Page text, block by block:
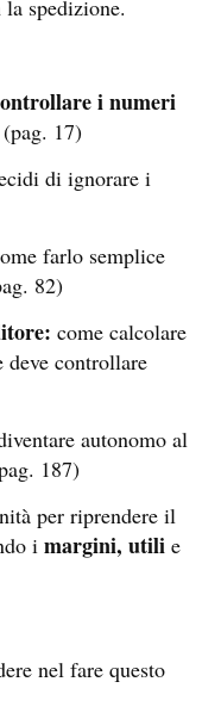
spedizione.
i numeri
17)
di ignorare i
farlo semplice
82)
come calcolare
controllare
autonomo al
187)
per riprendere il
i margini, utili e
nel fare questo